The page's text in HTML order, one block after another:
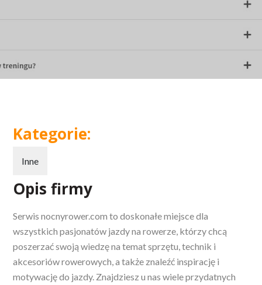
Kategorie:
Inne
Opis firmy
Serwis nocnyrower.com to doskonałe miejsce dla
wszystkich pasjonatów jazdy na rowerze, którzy chcą
poszerzać swoją wiedzę na temat sprzętu, technik i
akcesoriów rowerowych, a także znaleźć inspirację i
motywację do jazdy. Znajdziesz u nas wiele przydatnych